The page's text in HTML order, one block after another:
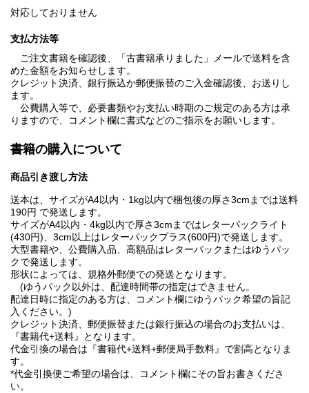
対応しておりません
支払方法等
ご注文書籍を確認後、「古書籍承りました」メールで送料を含
めた金額をお知らせします。
クレジット決済、銀行振込か郵便振替のご入金確認後、お送りし
ます。
公費購入等で、必要書類やお支払い時期のご規定のある方は承
りますので、コメント欄に書式などのご指示をお願いします。
書籍の購入について
商品引き渡し方法
送本は、サイズがA4以内・1kg以内で梱包後の厚さ3cmまでは送料
190円 で発送します。
サイズがA4以内・4kg以内で厚さ3cmまではレターパックライト
(430円)、3cm以上はレターパックプラス(600円)で発送します。
大型書籍や、公費購入品、高額品はレターパックまたはゆうパッ
クで発送します。
形状によっては、規格外郵便での発送となります。
(ゆうパック以外は、配達時間帯の指定はできません。
配達日時に指定のある方は、コメント欄にゆうパック希望の旨記
入ください。)
クレジット決済、郵便振替または銀行振込の場合のお支払いは、
『書籍代+送料』となります。
代金引換の場合は『書籍代+送料+郵便局手数料』で割高となりま
す。
*代金引換便ご希望の場合は、コメント欄にその旨お書きくださ
い。